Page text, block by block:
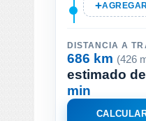
DISTANCIA A
686 km (426
estimado
min